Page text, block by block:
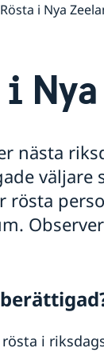
Rösta i Nya
i
nästa
rösta
i